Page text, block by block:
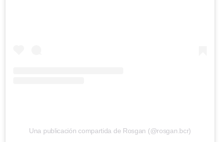
Una publicación compartida de Rosgan (@rosgan.bcr)